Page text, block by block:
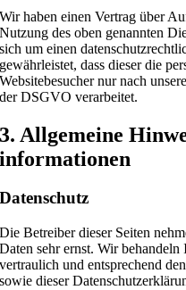
Wir haben einen Vertrag über
Nutzung des oben genannten
sich um einen
gewährleistet, dass dieser die
Websitebesucher nur nach
der DSGVO verarbeitet.
3. Allgemeine
informationen
Datenschutz
Die Betreiber dieser Seiten
Daten sehr ernst. Wir behandeln
vertraulich und entsprechend
sowie dieser